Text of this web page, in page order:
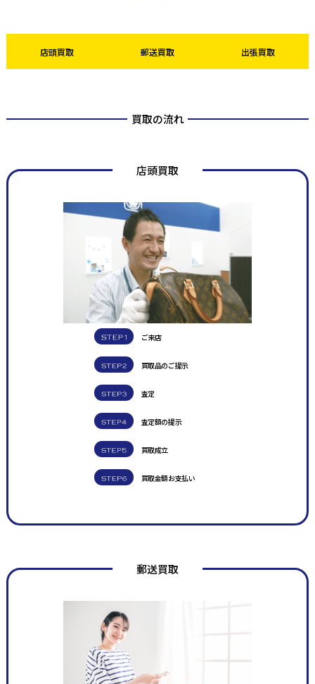
店頭買取 郵送買取 出張買取
買取の流れ
店頭買取
ご来店
買取品のご提示
査定
査定額の提示
買取成立
買取金額お支払い
郵送買取